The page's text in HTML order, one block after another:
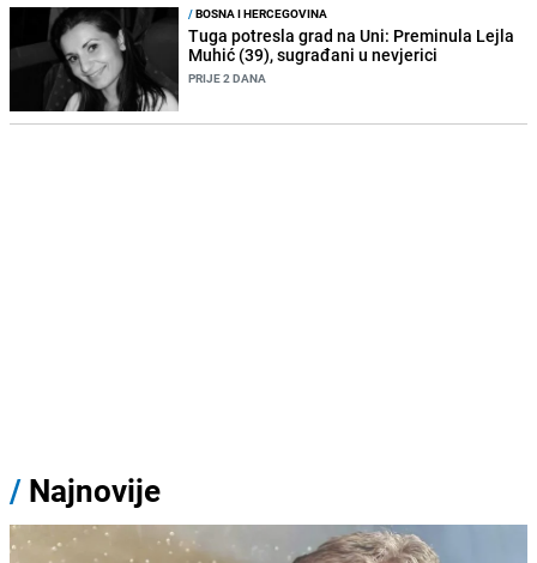
/BOSNA I HERCEGOVINA
Tuga potresla grad na Uni: Preminula Lejla
Muhić (39), sugrađani u nevjerici
PRIJE 2 DANA
/ Najnovije